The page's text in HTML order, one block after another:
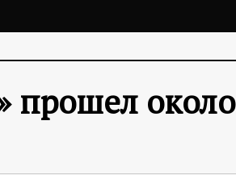
прошел около